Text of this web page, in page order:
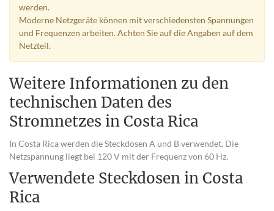
werden.
Moderne Netzgeräte können mit verschiedensten Spannungen
und Frequenzen arbeiten. Achten Sie auf die Angaben auf dem
Netzteil.
Weitere Informationen zu den
technischen Daten des
Stromnetzes in Costa Rica
In Costa Rica werden die Steckdosen A und B verwendet. Die
Netzspannung liegt bei 120 V mit der Frequenz von 60 Hz.
Verwendete Steckdosen in Costa
Rica